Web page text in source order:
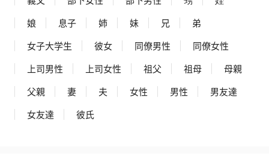
ディット（712円）
娘
息子 姉 妹 兄
弟
女子大学生
彼女 同僚男性
同僚女性
上司男性
上司女性 祖父 祖母
母親
父親
妻 夫 女性 男性
男友達
女友達
彼氏